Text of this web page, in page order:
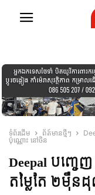
ទំព័រដើម ព័ត៍មានថ្មីៗ
ប៉ុណ្ណោះ នៅចិន
Deepal បញ្ចេ
តម្លៃតែ ២មុឺន